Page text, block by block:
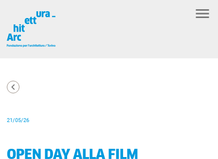
21/05/26
OPEN DAY ALLA FILM